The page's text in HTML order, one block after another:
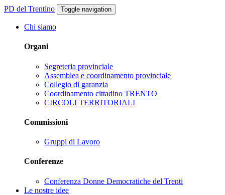
PD del Trentino Toggle navigation
Chi siamo
Organi
Segreteria provinciale
Assemblea e coordinamento provinciale
Collegio di garanzia
Coordinamento cittadino TRENTO
CIRCOLI TERRITORIALI
Commissioni
Gruppi di Lavoro
Conferenze
Conferenza Donne Democratiche del Trenti
Le nostre idee